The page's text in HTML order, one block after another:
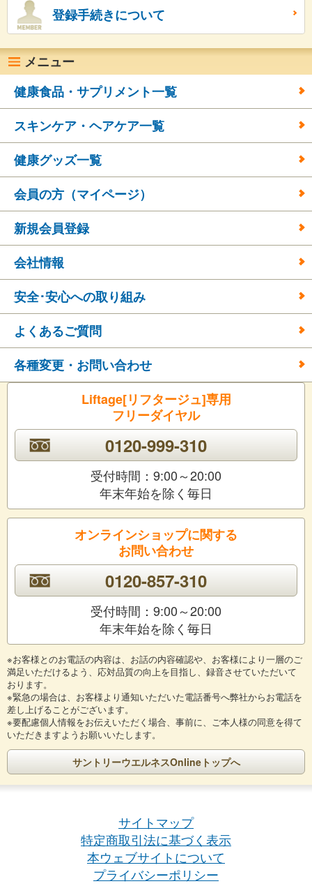
登録手続きについて
メニュー
健康食品・サプリメント一覧
スキンケア・ヘアケア一覧
健康グッズ一覧
会員の方（マイページ）
新規会員登録
会社情報
安全･安心への取り組み
よくあるご質問
各種変更・お問い合わせ
Liftage[リフタージュ]専用
フリーダイヤル
0120-999-310
受付時間：9:00～20:00
年末年始を除く毎日
オンラインショップに関する
お問い合わせ
0120-857-310
受付時間：9:00～20:00
年末年始を除く毎日
※お客様とのお電話の内容は、お話の内容確認や、お客様により一層のご
満足いただけるよう、応対品質の向上を目指し、録音させていただいて
おります。
※緊急の場合は、お客様より通知いただいた電話番号へ弊社からお電話を
差し上げることがございます。
※要配慮個人情報をお伝えいただく場合、事前に、ご本人様の同意を得て
いただきますようお願いいたします。
サントリーウエルネスOnlineトップへ
サイトマップ
特定商取引法に基づく表示
本ウェブサイトについて
プライバシーポリシー